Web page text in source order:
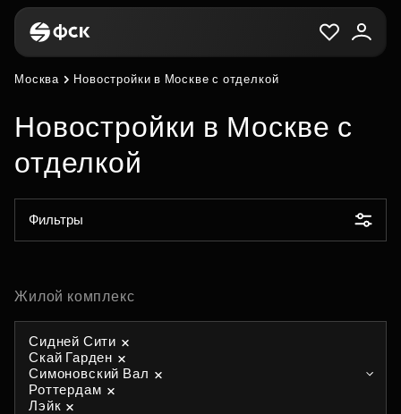
Москва Новостройки в Москве с отделкой
Новостройки в Москве с
отделкой
Фильтры
Жилой комплекс
Сидней Сити
Скай Гарден
Симоновский Вал
Роттердам
Лэйк